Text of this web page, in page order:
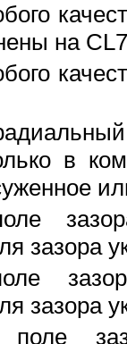
на
в
зазора
зазора